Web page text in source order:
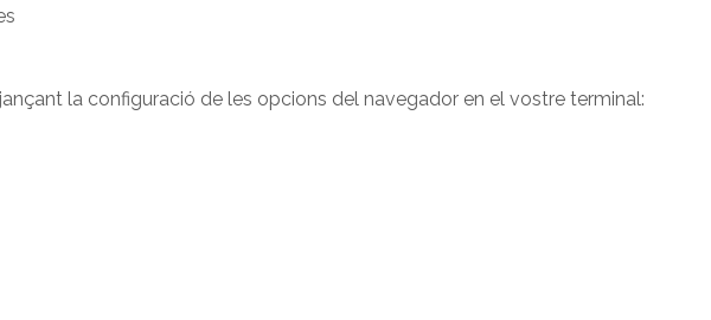
la configuració de les opcions del navegador en el vostre terminal: